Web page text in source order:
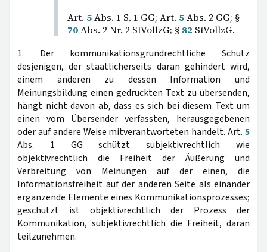
Art. 5Abs. 1 S. 1 GG; Art. 5Abs. 2 GG; §
70Abs. 2 Nr. 2 StVollzG; § 82 StVollzG.
1. Der kommunikationsgrundrechtliche Schutz
desjenigen, der staatlicherseits daran gehindert wird,
einem anderen zu dessen Information und
Meinungsbildung einen gedruckten Text zu übersenden,
hängt nicht davon ab, dass es sich bei diesem Text um
einen vom Übersender verfassten, herausgegebenen
oder auf andere Weise mitverantworteten handelt. Art. 5
Abs. 1 GG schützt subjektivrechtlich wie
objektivrechtlich die Freiheit der Äußerung und
Verbreitung von Meinungen auf der einen, die
Informationsfreiheit auf der anderen Seite als einander
ergänzende Elemente eines Kommunikationsprozesses;
geschützt ist objektivrechtlich der Prozess der
Kommunikation, subjektivrechtlich die Freiheit, daran
teilzunehmen.